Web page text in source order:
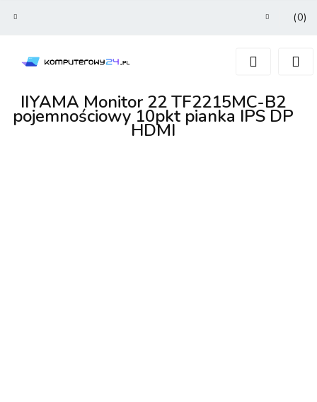
Zarejestruj się
(0)
IIYAMA Monitor 22 TF2215MC-B2
pojemnościowy 10pkt pianka IPS DP
HDMI